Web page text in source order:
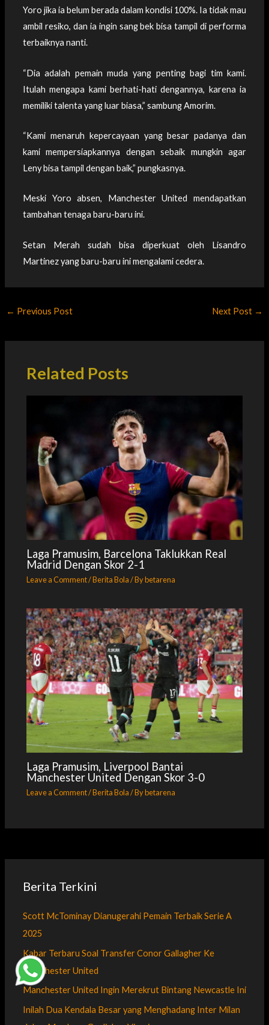
Yoro jika ia belum berada dalam kondisi 100%. Ia tidak mau
ambil resiko, dan ia ingin sang bek bisa tampil di performa
terbaiknya nanti.
“Dia adalah pemain muda yang penting bagi tim kami.
Itulah mengapa kami berhati-hati dengannya, karena ia
memiliki talenta yang luar biasa,” sambung Amorim.
“Kami menaruh kepercayaan yang besar padanya dan
kami mempersiapkannya dengan sebaik mungkin agar
Leny bisa tampil dengan baik,” pungkasnya.
Meski Yoro absen, Manchester United mendapatkan
tambahan tenaga baru-baru ini.
Setan Merah sudah bisa diperkuat oleh Lisandro
Martinez yang baru-baru ini mengalami cedera.
← Previous Post Next Post →
Related Posts
Laga Pramusim, Barcelona Taklukkan Real
Madrid Dengan Skor 2-1
Leave a Comment/Berita Bola/ Bybetarena
Laga Pramusim, Liverpool Bantai
Manchester United Dengan Skor 3-0
Leave a Comment/Berita Bola/ Bybetarena
Berita Terkini
Scott McTominay Dianugerahi Pemain Terbaik Serie A
2025
Kabar Terbaru Soal Transfer Conor Gallagher Ke
Manchester United
Manchester United Ingin Merekrut Bintang Newcastle Ini
Inilah Dua Kendala Besar yang Menghadang Inter Milan